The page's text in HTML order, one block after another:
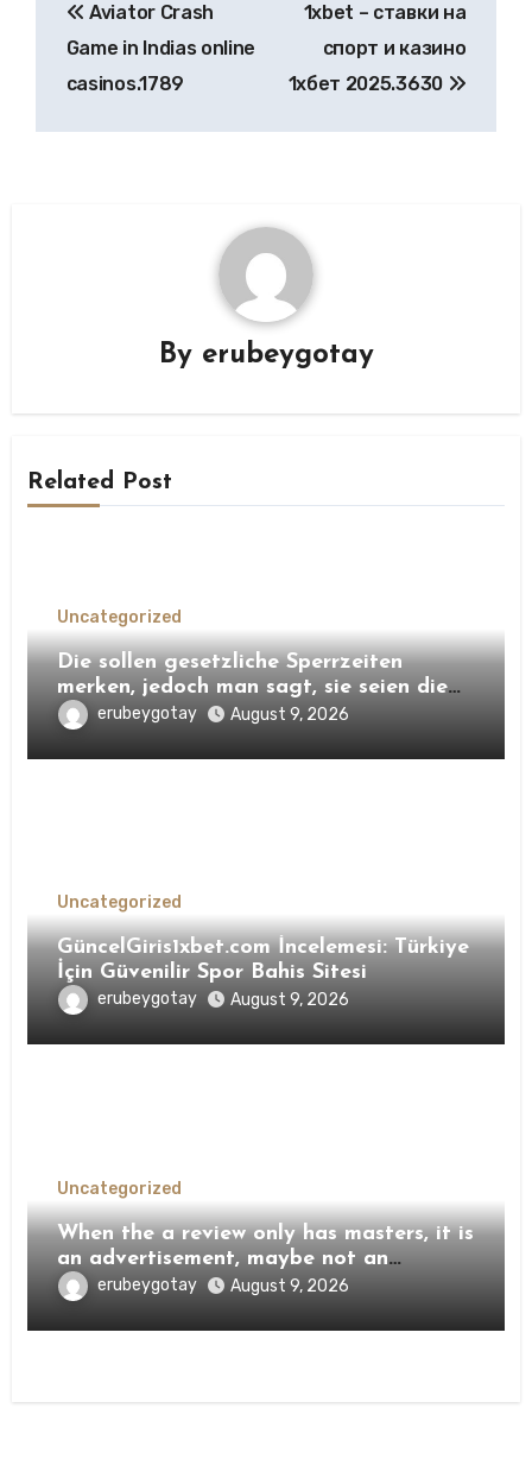
navigation
Aviator Crash
Game in Indias online
casinos.1789
1xbet – ставки на
спорт и казино
1хбет 2025.3630
By erubeygotay
Related Post
Uncategorized
Die sollen gesetzliche Sperrzeiten
merken, jedoch man sagt, sie seien die
etwa eingeschaltet Feiertagen zu
erubeygotay August 9, 2026
Uncategorized
GüncelGiris1xbet.com İncelemesi: Türkiye
İçin Güvenilir Spor Bahis Sitesi
erubeygotay August 9, 2026
Uncategorized
When the a review only has masters, it is
an advertisement, maybe not an
assessment
erubeygotay August 9, 2026